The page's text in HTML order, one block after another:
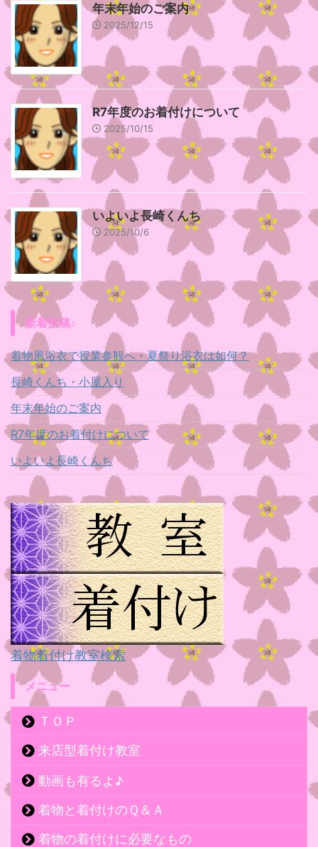
年末年始のご案内
2025/12/15
R7年度のお着付けについて
2025/10/15
いよいよ長崎くんち
2025/10/6
新着投稿♪
着物風浴衣で授業参観へ・夏祭り浴衣は如何？
長崎くんち・小屋入り
年末年始のご案内
R7年度のお着付けについて
いよいよ長崎くんち
着物着付け教室検索
メニュー
ＴＯＰ
来店型着付け教室
動画も有るよ♪
着物と着付けのＱ＆Ａ
着物の着付けに必要なもの